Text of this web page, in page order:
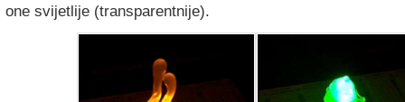
one svijetlije (transparentnije).